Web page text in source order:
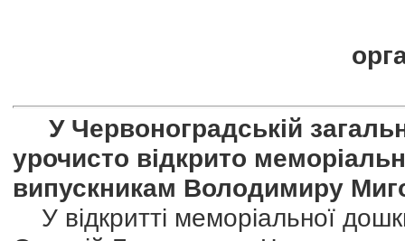
У Червоноградській
урочисто відкрито
випускникам Володимиру
У вiдкриттi меморiальної